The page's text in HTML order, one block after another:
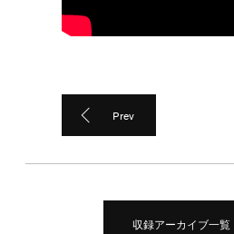
Prev
収録アーカイブ一覧